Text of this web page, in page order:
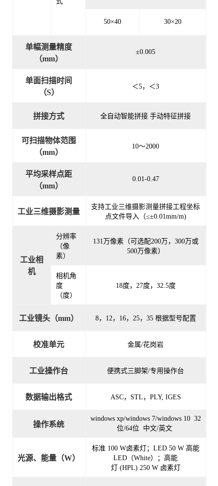
50×40 30×20
单幅测量精度
（mm）
±0.005
单面扫描时间
（S）
＜5，＜3
拼接方式 全自动智能拼接 手动特征拼接
可扫描物体范围
（mm）
10～2000
平均采样点距
（mm）
0.01-0.47
工业三维摄影测量
支持工业三维摄影测量拼接工程坐标
点文件导入（≤±0.01mm/m)
工业相
机
分辨率
（像
素）
131万像素（可选配200万，300万或
500万像素）
相机角
度
（度）
18度，27度，32.5度
工业镜头（mm） 8，12，16，25，35 根据型号配置
校准单元 金属/花岗岩
工业操作台 便携式三脚架/专用操作台
数据输出格式 ASC，STL，PLY, IGES
操作系统
windows xp/windows 7/windows 10 32
位/64位 中文/英文
光源、能量（W）
标准 100 W卤素灯；LED 50 W 高能
LED（White）；高能
灯 (HPL) 250 W 卤素灯